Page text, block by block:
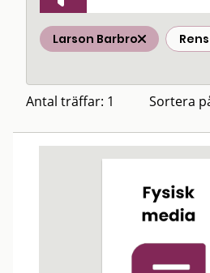
Larson Barbro
Antal träffar: 1 Sortera